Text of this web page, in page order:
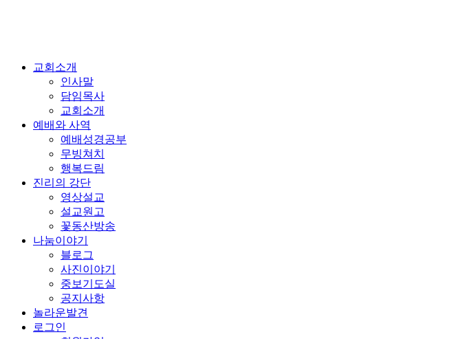
교회소개
인사말
담임목사
교회소개
예배와 사역
예배성경공부
무빙쳐치
행복드림
진리의 강단
영상설교
설교원고
꽃동산방송
나눔이야기
블로그
사진이야기
중보기도실
공지사항
놀라운발견
로그인